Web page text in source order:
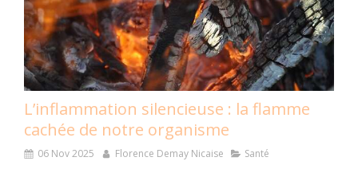
L’inflammation silencieuse : la flamme
cachée de notre organisme
06 Nov 2025 Florence Demay Nicaise Santé